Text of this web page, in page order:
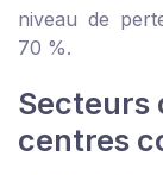
niveau de
70 %.
Secteurs
centres